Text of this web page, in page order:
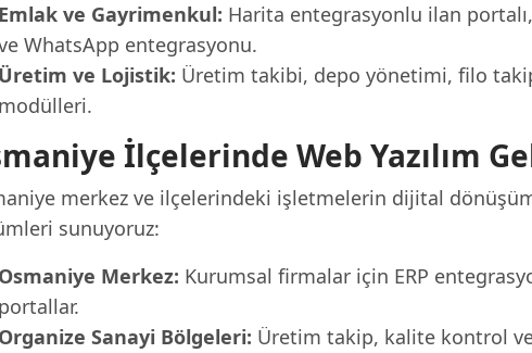
Emlak ve Gayrimenkul: Harita entegrasyonlu ilan
WhatsApp entegrasyonu.
Üretim ve Lojistik: Üretim takibi, depo yönetimi, filo
modülleri.
İlçelerinde Web Yazılım
merkez ve ilçelerindeki işletmelerin dijital
sunuyoruz:
Osmaniye Merkez: Kurumsal firmalar için ERP
portallar.
Organize Sanayi Bölgeleri: Üretim takip, kalite kontrol